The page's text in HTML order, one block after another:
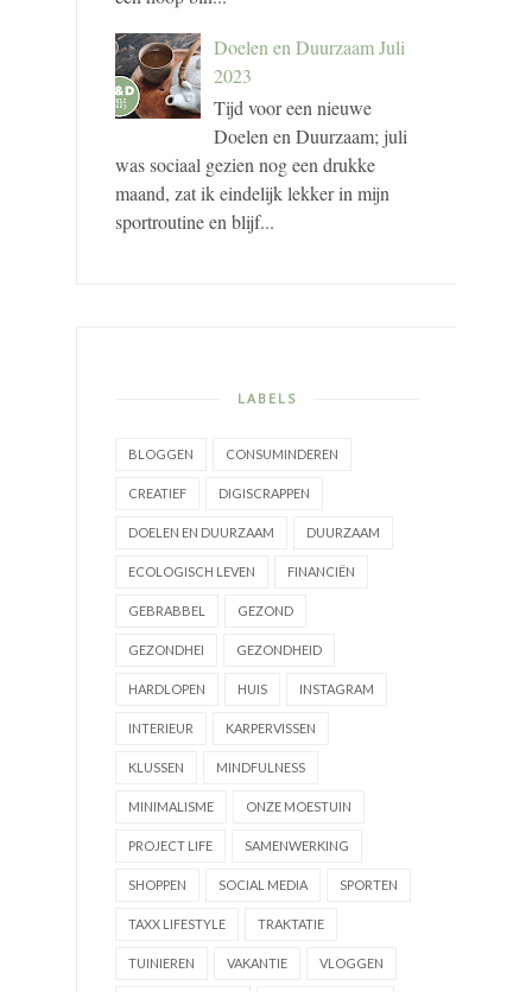
Doelen en Duurzaam Juli
2023
Tijd voor een nieuwe
Doelen en Duurzaam; juli
was sociaal gezien nog een drukke
maand, zat ik eindelijk lekker in mijn
sportroutine en blijf...
LABELS
BLOGGEN CONSUMINDEREN
CREATIEF DIGISCRAPPEN
DOELEN EN DUURZAAM DUURZAAM
ECOLOGISCH LEVEN FINANCIËN
GEBRABBEL GEZOND
GEZONDHEI GEZONDHEID
HARDLOPEN HUIS INSTAGRAM
INTERIEUR KARPERVISSEN
KLUSSEN MINDFULNESS
MINIMALISME ONZE MOESTUIN
PROJECT LIFE SAMENWERKING
SHOPPEN SOCIAL MEDIA SPORTEN
TAXX LIFESTYLE TRAKTATIE
TUINIEREN VAKANTIE VLOGGEN